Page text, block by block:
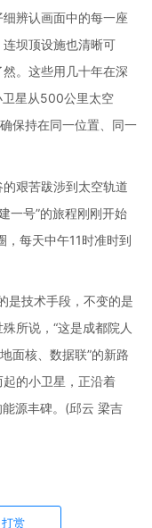
辨认画面中的每一座
坝顶设施也清晰可
。这些用几十年在深
星从500公里太空
保持在同一位置、同一
艰苦跋涉到太空轨道
一号”的旅程刚刚开始
每天中午11时准时到
是技术手段，不变的是
所说，“这是成都院人
面核、数据联”的新路
的小卫星，正沿着
源丰碑。(邱云 梁吉
赏